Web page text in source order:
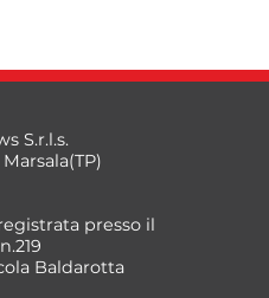
S.r.l.s.
presso il
Baldarotta